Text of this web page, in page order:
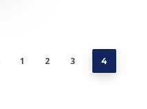
1 2 3 4